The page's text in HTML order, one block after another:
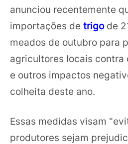
anunciou recentemente
importações de trigode
meados de outubro para
agricultores locais contra
e outros impactos
colheita deste ano.
Essas medidas visam
produtores sejam